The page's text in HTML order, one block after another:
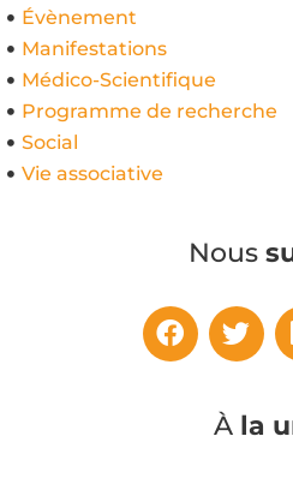
Évènement
Manifestations
Médico-Scientifique
Programme de recherche
Social
Vie associative
Nous
À la